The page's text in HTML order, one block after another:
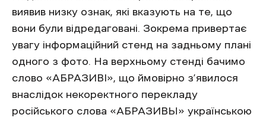
виявив низку ознак, які вказують на те, що
вони були відредаговані. Зокрема привертає
увагу інформаційний стенд на задньому плані
одного з фото. На верхньому стенді бачимо
слово «АБРАЗИВІ», що ймовірно з’явилося
внаслідок некоректного перекладу
російського слова «АБРАЗИВЫ» українською